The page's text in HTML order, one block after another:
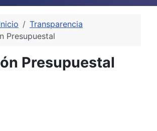
Transparencia
Presupuestal
Presupuestal